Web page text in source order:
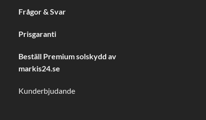
Frågor & Svar
Prisgaranti
Beställ Premium solskydd av
markis24.se
Kunderbjudande